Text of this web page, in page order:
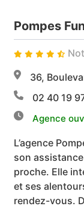
Pompes
36,
02 40 19
Agence
L’agence
son
proche. Elle
et ses
rendez-vous.